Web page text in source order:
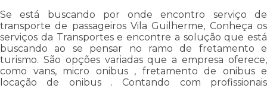
Se está buscando por onde encontro serviço de
transporte de passageiros Vila Guilherme, Conheça os
serviços da Transportes e encontre a solução que está
buscando ao se pensar no ramo de fretamento e
turismo. São opções variadas que a empresa oferece,
como vans, micro onibus , fretamento de onibus e
locação de onibus . Contando com profissionais